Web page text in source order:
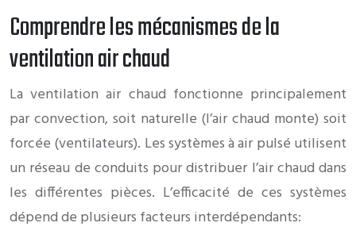
Comprendre les mécanismes de la
ventilation air chaud
La ventilation air chaud fonctionne principalement
par convection, soit naturelle (l’air chaud monte) soit
forcée (ventilateurs). Les systèmes à air pulsé utilisent
un réseau de conduits pour distribuer l’air chaud dans
les différentes pièces. L’efficacité de ces systèmes
dépend de plusieurs facteurs interdépendants: